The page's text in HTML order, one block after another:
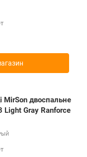
MirSon двоспальне
Gray Ranforce